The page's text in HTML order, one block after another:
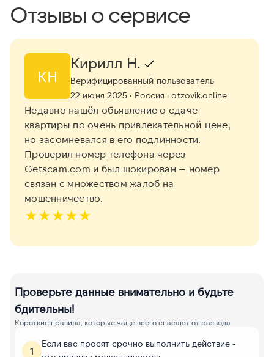
Отзывы о сервисе
КН
Кирилл Н.
Верифицированный пользователь
22 июня 2025 · Россия · otzovik.online
Недавно нашёл объявление о сдаче
квартиры по очень привлекательной цене,
но засомневался в его подлинности.
Проверил номер телефона через
Getscam.com и был шокирован — номер
связан с множеством жалоб на
мошенничество.
★★★★★
Проверьте данные внимательно и будьте
бдительны!
Короткие правила, которые чаще всего спасают от развода
1
Если вас просят срочно выполнить действие -